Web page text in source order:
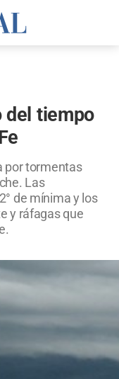
del tiempo
por tormentas
Las
de mínima y los
y ráfagas que